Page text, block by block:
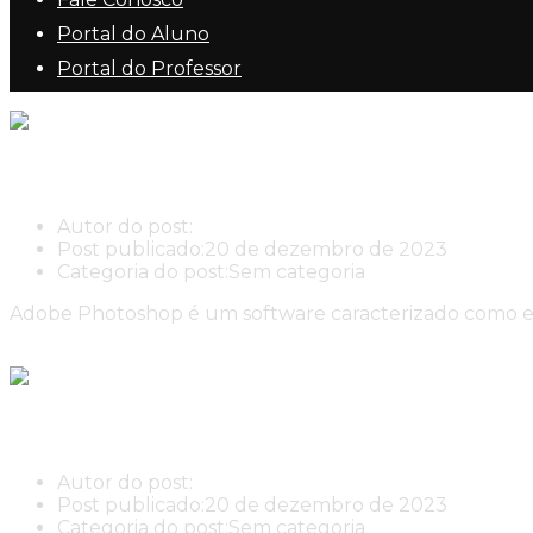
Portal do Aluno
Portal do Professor
Autor do post:
Post publicado:20 de dezembro de 2023
Categoria do post:Sem categoria
Adobe Photoshop é um software caracterizado como
Autor do post:
Post publicado:20 de dezembro de 2023
Categoria do post:Sem categoria